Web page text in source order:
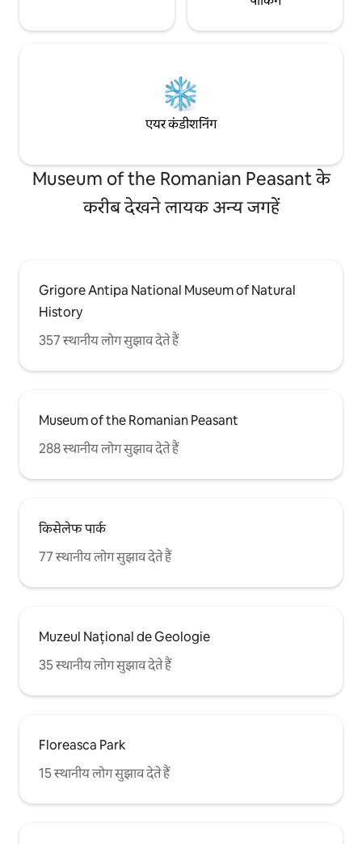
एयर कंडीशनिंग
Museum of the Romanian Peasant के
करीब देखने लायक अन्य जगहें
Grigore Antipa National Museum of Natural
History
357 स्थानीय लोग सुझाव देते हैं
Museum of the Romanian Peasant
288 स्थानीय लोग सुझाव देते हैं
किसेलेफ पार्क
77 स्थानीय लोग सुझाव देते हैं
Muzeul Național de Geologie
35 स्थानीय लोग सुझाव देते हैं
Floreasca Park
15 स्थानीय लोग सुझाव देते हैं